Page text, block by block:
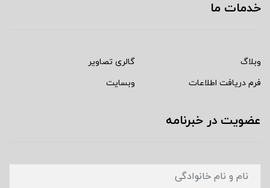
خدمات ما
وبلاگ
گالری تصاویر
فرم دریافت اطلاعات
وبسایت
عضویت در خبرنامه